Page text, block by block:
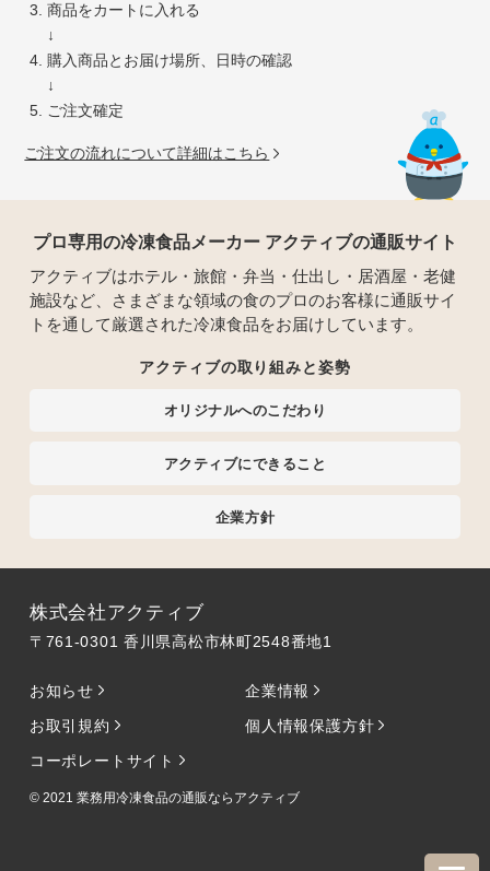
商品をカートに入れる
↓
購入商品とお届け場所、日時の確認
↓
ご注文確定
ご注文の流れについて詳細はこちら
プロ専用の冷凍食品メーカー アクティブの通販サイト
アクティブはホテル・旅館・弁当・仕出し・居酒屋・老健
施設など、さまざまな領域の食のプロのお客様に通販サイ
トを通して厳選された冷凍食品をお届けしています。
アクティブの取り組みと姿勢
オリジナルへのこだわり
アクティブにできること
企業方針
株式会社アクティブ
〒761-0301 香川県高松市林町2548番地1
お知らせ
企業情報
お取引規約
個人情報保護方針
コーポレートサイト
© 2021 業務用冷凍食品の通販ならアクティブ